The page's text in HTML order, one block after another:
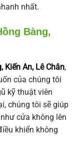
nhất.
Bàng,
Kiến An, Lê Chân,
của chúng tôi
kỹ thuật viên
chúng tôi sẽ giúp
cửa không lên
khiển không